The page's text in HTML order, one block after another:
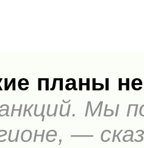
планы
Мы
—